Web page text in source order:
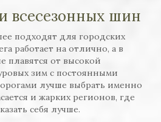
всесезонных шин
подходят для городских
работает на отлично, а в
плавятся от высокой
зим с постоянными
лучше выбрать именно
и жарких регионов, где
себя лучше.